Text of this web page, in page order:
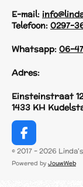
E-mail:
Telefoon: 0297-
Whatsapp: 06-
Adres:
Einsteinstraat
1433 KH
F
a
c
© 2017 - 2026
Powered by JouwWeb